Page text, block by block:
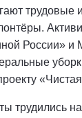
трудовые
России» и
трудились